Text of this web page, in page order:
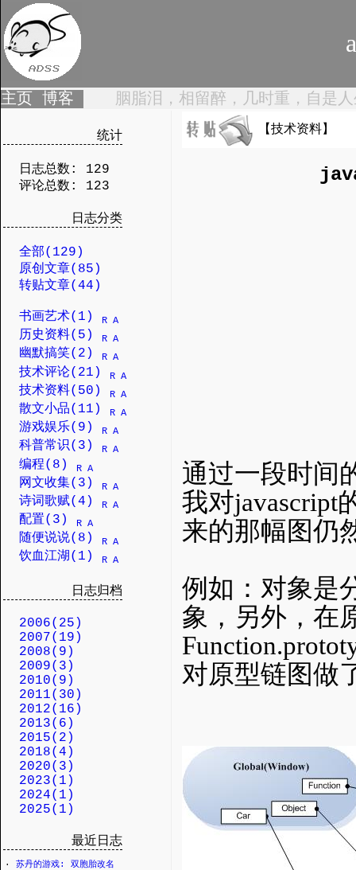
主页 博客 胭脂泪，相留醉，几时重，自是
统计
日志总数: 129
评论总数: 123
日志分类
全部(129)
原创文章(85)
转贴文章(44)
书画艺术(1) R A
历史资料(5) R A
幽默搞笑(2) R A
技术评论(21) R A
技术资料(50) R A
散文小品(11) R A
游戏娱乐(9) R A
科普常识(3) R A
编程(8) R A
网文收集(3) R A
诗词歌赋(4) R A
配置(3) R A
随便说说(8) R A
饮血江湖(1) R A
日志归档
2006(25)
2007(19)
2008(9)
2009(3)
2010(9)
2011(30)
2012(16)
2013(6)
2015(2)
2018(4)
2020(3)
2023(1)
2024(1)
2025(1)
最近日志
· 苏丹的游戏: 双胞胎改名
【技术资料】
通过一段时间
我对javascript
来的那幅图仍
例如：对象是
象，另外，在
对原型链图做